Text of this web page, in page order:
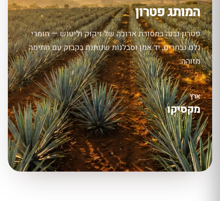
המותג פטרון
פטרון נבנה במסורת ארוכה של זיקוק וליטוש — חומרי
גלם נבחרים, יד אמן וסבלנות שנותנת בקבוק עם חתימה
מזוהה.
ארץ
מקסיקו